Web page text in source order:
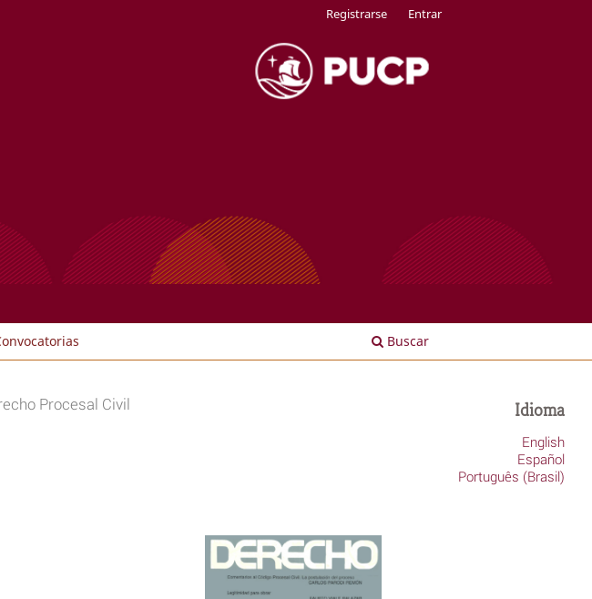
Buscar
Registrarse Entrar
Procesal Civil Idioma
English
Español
Português (Brasil)